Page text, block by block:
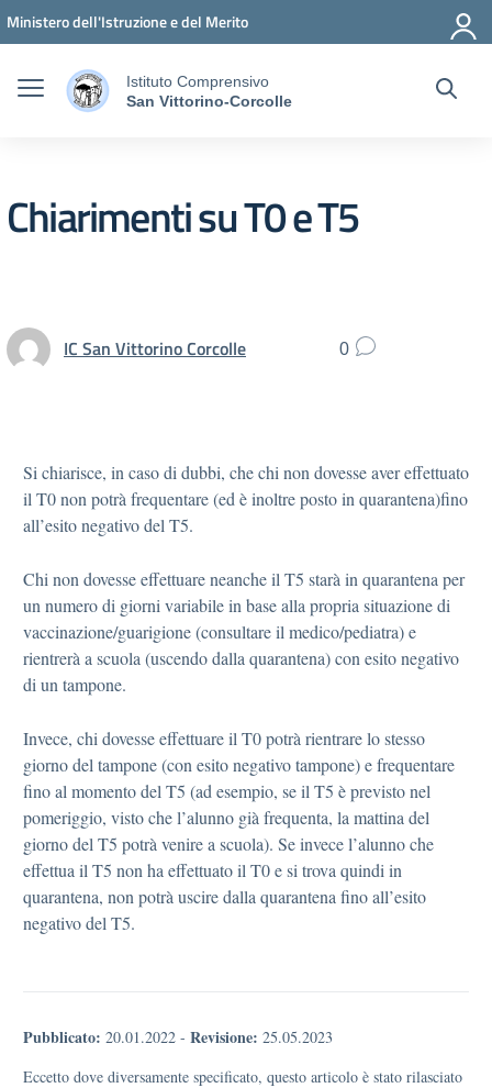
Ministero dell'Istruzione e del Merito
Istituto Comprensivo
San Vittorino-Corcolle
Chiarimenti su T0 e T5
IC San Vittorino Corcolle 0
Si chiarisce, in caso di dubbi, che chi non dovesse aver effettuato
il T0 non potrà frequentare (ed è inoltre posto in quarantena)fino
all’esito negativo del T5.
Chi non dovesse effettuare neanche il T5 starà in quarantena per
un numero di giorni variabile in base alla propria situazione di
vaccinazione/guarigione (consultare il medico/pediatra) e
rientrerà a scuola (uscendo dalla quarantena) con esito negativo
di un tampone.
Invece, chi dovesse effettuare il T0 potrà rientrare lo stesso
giorno del tampone (con esito negativo tampone) e frequentare
fino al momento del T5 (ad esempio, se il T5 è previsto nel
pomeriggio, visto che l’alunno già frequenta, la mattina del
giorno del T5 potrà venire a scuola). Se invece l’alunno che
effettua il T5 non ha effettuato il T0 e si trova quindi in
quarantena, non potrà uscire dalla quarantena fino all’esito
negativo del T5.
Pubblicato: 20.01.2022 - Revisione: 25.05.2023
Eccetto dove diversamente specificato, questo articolo è stato rilasciato